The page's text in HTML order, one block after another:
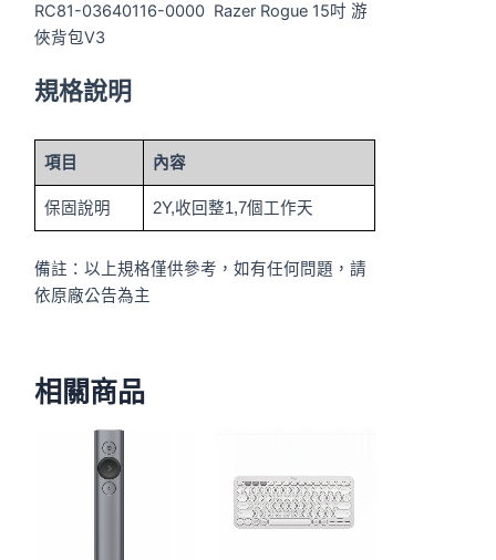
RC81-03640116-0000 Razer Rogue 15吋 游
俠背包V3
規格說明
項目 內容
保固說明 2Y,收回整1,7個工作天
備註：以上規格僅供參考，如有任何問題，請
依原廠公告為主
相關商品